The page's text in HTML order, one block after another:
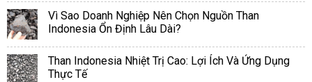
Vì Sao Doanh Nghiệp Nên Chọn Nguồn Than
Indonesia Ổn Định Lâu Dài?
Than Indonesia Nhiệt Trị Cao: Lợi Ích Và Ứng Dụng
Thực Tế